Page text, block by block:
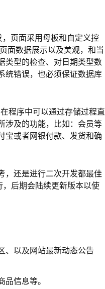
页面采用母板和自定义控
面数据展示以及美观，和当
类型的检查、对日期类型数
统错误，也必须保证数据库
程序中可以通过存储过程直
涉及的功能，比如：会员等
宝或者网银付款、发货和确
，还是进行二次开发都最佳
后期会陆续更新版本以使
、以及网站最新动态公告
信息等。